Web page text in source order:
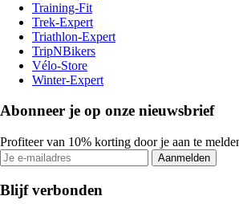
Training-Fit
Trek-Expert
Triathlon-Expert
TripNBikers
Vélo-Store
Winter-Expert
Abonneer je op onze nieuwsbrief
Profiteer van 10% korting door je aan te
Aanmelden
Blijf verbonden